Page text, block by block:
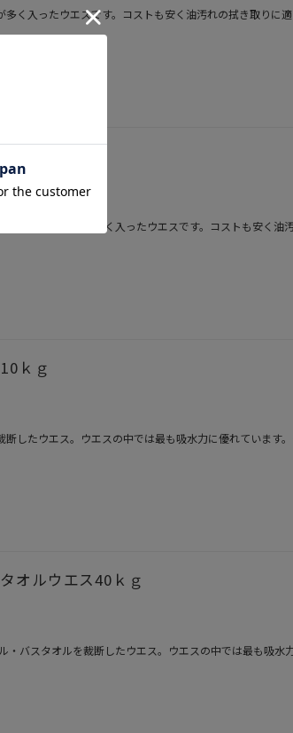
く入ったウエスです。コストも安く油汚れの拭き取りに適
シャツやシーツが多く入ったウエスです。コストも安く油
ｋｇ
したウエス。ウエスの中では最も吸水力に優れています。
オルウエス40ｋｇ
・バスタオルを裁断したウエス。ウエスの中では最も吸水